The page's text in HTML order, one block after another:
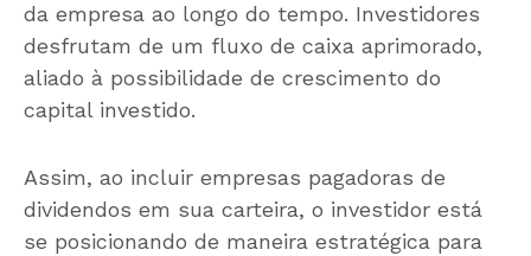
da empresa ao longo do tempo. Investidores
desfrutam de um fluxo de caixa aprimorado,
aliado à possibilidade de crescimento do
capital investido.
Assim, ao incluir empresas pagadoras de
dividendos em sua carteira, o investidor está
se posicionando de maneira estratégica para